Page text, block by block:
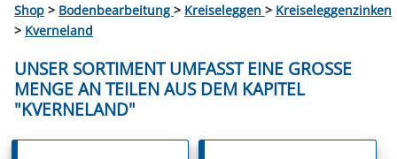
Shop > Bodenbearbeitung > Kreiseleggen > Kreiseleggenzinken
> Kverneland
UNSER SORTIMENT UMFASST EINE GROSSE M
ENGE AN TEILEN AUS DEM KAPITEL "
KVERNELAND"